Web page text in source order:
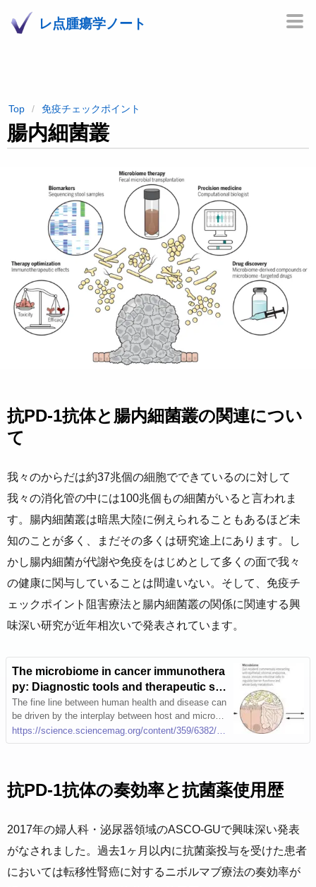
レ点腫瘍学ノート
Top 免疫チェックポイント
腸内細菌叢
抗PD-1抗体と腸内細菌叢の関連につい
て
我々のからだは約37兆個の細胞でできているのに対して
我々の消化管の中には100兆個もの細菌がいると言われま
す。腸内細菌叢は暗黒大陸に例えられることもあるほど未
知のことが多く、まだその多くは研究途上にあります。し
かし腸内細菌が代謝や免疫をはじめとして多くの面で我々
の健康に関与していることは間違いない。そして、免疫チ
ェックポイント阻害療法と腸内細菌叢の関係に関連する興
味深い研究が近年相次いで発表されています。
The microbiome in cancer immunothera
py: Diagnostic tools and therapeutic str
ategies
The fine line between human health and disease can
be driven by the interplay between host and microbi
al factors. This “metagenome” regulates cancer initi
ation, progression, and response to therapies. Besid
ugs, symbiosis between epithelial barriers and their
microbial ecosystems has a major impact on the loc
clinical outcome in cancer patients. Efficacy of canc
er immunotherapy with immune checkpoint antibodie
s can be diminished with administration of antibiotic
ce of specific gut microbes. Future strategies of pre
抗PD-1抗体の奏効率と抗菌薬使用歴
2017年の婦人科・泌尿器領域のASCO-GUで興味深い発表
がなされました。過去1ヶ月以内に抗菌薬投与を受けた患者
においては転移性腎癌に対するニボルマブ療法の奏効率が